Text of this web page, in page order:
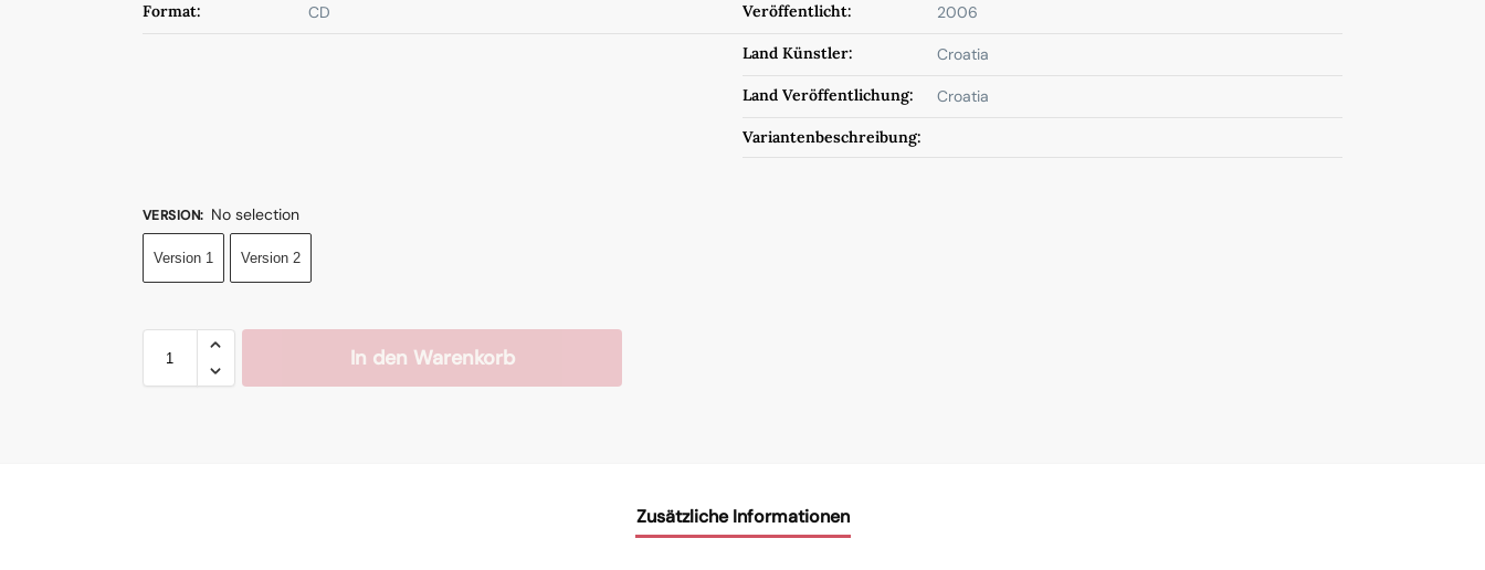
Format: CD Veröffentlicht: 2006
Land Künstler: Croatia
Land Veröffentlichung: Croatia
Variantenbeschreibung:
VERSION: No selection
Version 1 Version 2
In den Warenkorb
Zusätzliche Informationen